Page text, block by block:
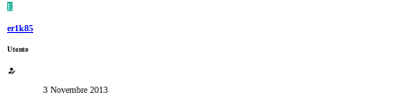
E
er1k85
Utente
3 Novembre 2013